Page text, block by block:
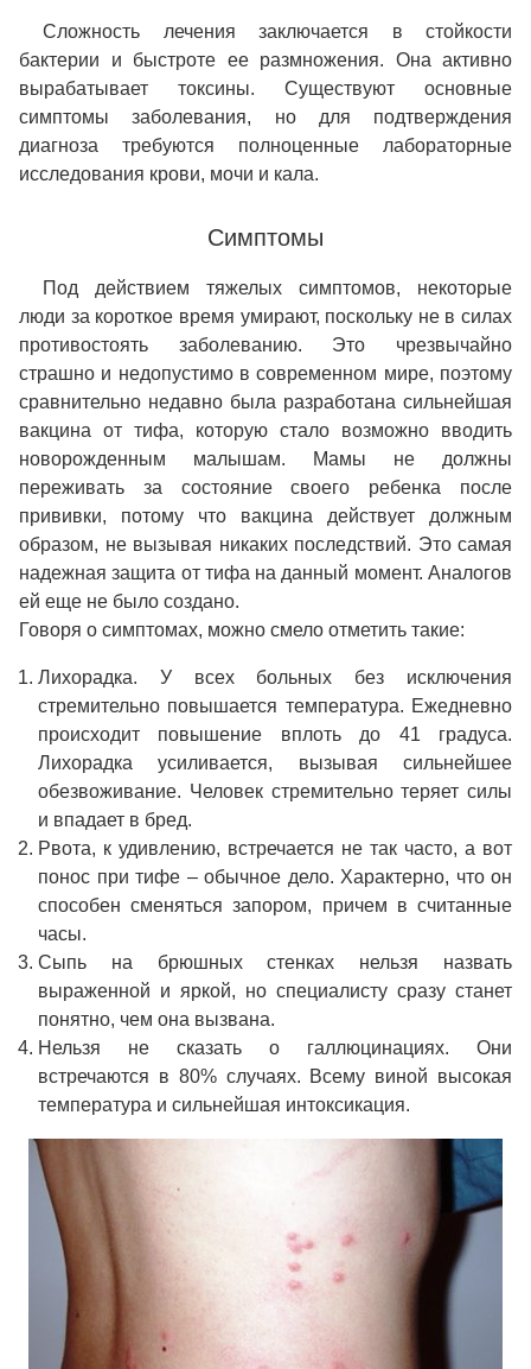
Сложность лечения заключается в стойкости
бактерии и быстроте ее размножения. Она активно
вырабатывает токсины. Существуют основные
симптомы заболевания, но для подтверждения
диагноза требуются полноценные лабораторные
исследования крови, мочи и кала.
Симптомы
Под действием тяжелых симптомов, некоторые
люди за короткое время умирают, поскольку не в силах
противостоять заболеванию. Это чрезвычайно
страшно и недопустимо в современном мире, поэтому
сравнительно недавно была разработана сильнейшая
вакцина от тифа, которую стало возможно вводить
новорожденным малышам. Мамы не должны
переживать за состояние своего ребенка после
прививки, потому что вакцина действует должным
образом, не вызывая никаких последствий. Это самая
надежная защита от тифа на данный момент. Аналогов
ей еще не было создано.
Говоря о симптомах, можно смело отметить такие:
Лихорадка. У всех больных без исключения
стремительно повышается температура. Ежедневно
происходит повышение вплоть до 41 градуса.
Лихорадка усиливается, вызывая сильнейшее
обезвоживание. Человек стремительно теряет силы
и впадает в бред.
Рвота, к удивлению, встречается не так часто, а вот
понос при тифе – обычное дело. Характерно, что он
способен сменяться запором, причем в считанные
часы.
Сыпь на брюшных стенках нельзя назвать
выраженной и яркой, но специалисту сразу станет
понятно, чем она вызвана.
Нельзя не сказать о галлюцинациях. Они
встречаются в 80% случаях. Всему виной высокая
температура и сильнейшая интоксикация.